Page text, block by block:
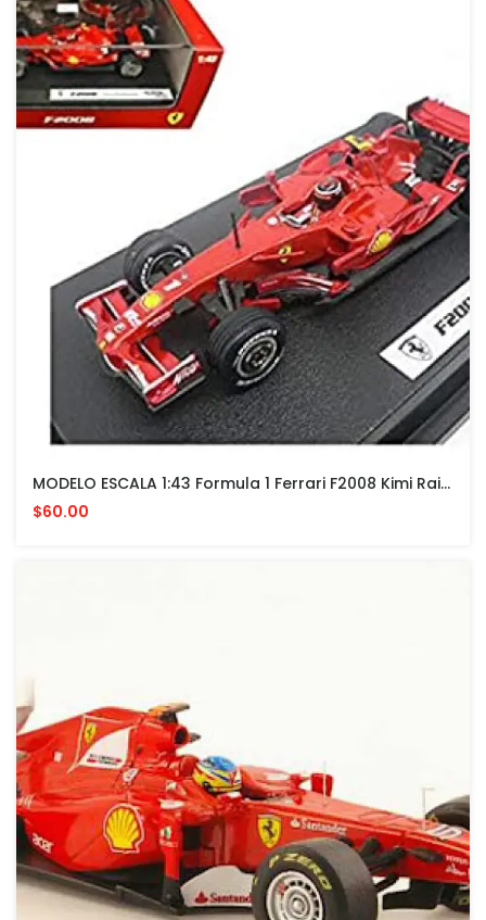
MODELO ESCALA 1:43 Formula 1 Ferrari F2008 Kimi Raikonen (red)
$60.00